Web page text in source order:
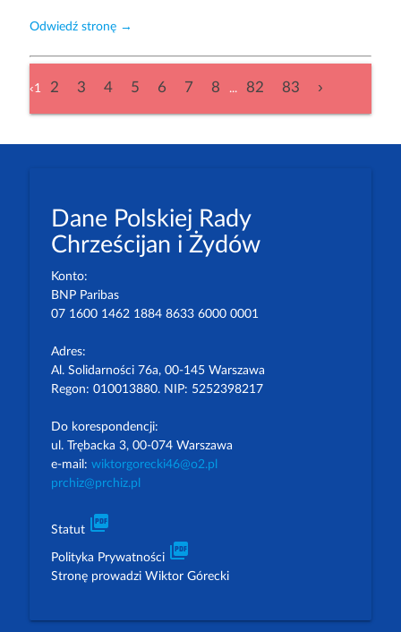
Odwiedź stronę →
‹1 2 3 4 5 6 7 8 ... 82 83 ›
Dane Polskiej Rady
Chrześcijan i Żydów
Konto:
BNP Paribas
07 1600 1462 1884 8633 6000 0001
Adres:
Al. Solidarności 76a, 00-145 Warszawa
Regon: 010013880. NIP: 5252398217
Do korespondencji:
ul. Trębacka 3, 00-074 Warszawa
e-mail: wiktorgorecki46@o2.pl
prchiz@prchiz.pl
Statut picture_as_pdf
Polityka Prywatności picture_as_pdf
Stronę prowadzi Wiktor Górecki